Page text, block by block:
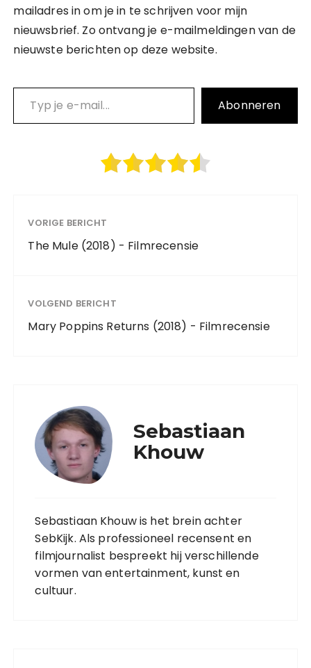
mailadres in om je in te schrijven voor mijn
nieuwsbrief. Zo ontvang je e-mailmeldingen van de
nieuwste berichten op deze website.
Typ je e-mail…
Abonneren
VORIGE BERICHT
The Mule (2018) - Filmrecensie
VOLGEND BERICHT
Mary Poppins Returns (2018) - Filmrecensie
Sebastiaan
Khouw
Sebastiaan Khouw is het brein achter
SebKijk. Als professioneel recensent en
filmjournalist bespreekt hij verschillende
vormen van entertainment, kunst en
cultuur.